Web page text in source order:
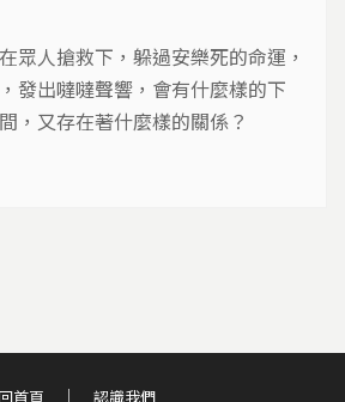
眾人搶救下，躲過安樂死的命運，
發出噠噠聲響，會有什麼樣的下
，又存在著什麼樣的關係？
首頁 認識我們